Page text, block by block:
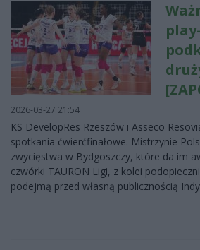
2026-03-27 21:54
KS DevelopRes Rzeszów i Asseco
spotkania ćwierćfinałowe. Mistrzynie
zwycięstwa w Bydgoszczy, które da im
czwórki TAURON Ligi, z kolei
podejmą przed własną publicznością